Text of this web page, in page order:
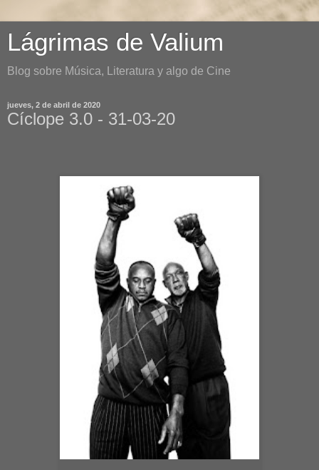
Lágrimas de Valium
Blog sobre Música, Literatura y algo de Cine
jueves, 2 de abril de 2020
Cíclope 3.0 - 31-03-20